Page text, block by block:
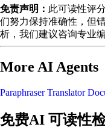
免责声明： 此可读性评
们努力保持准确性，但
析，我们建议咨询专业
More AI Agents
Paraphraser Translator
免费AI 可读性